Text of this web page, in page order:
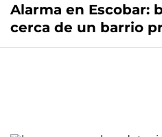
Alarma en Escobar:
cerca de un barrio